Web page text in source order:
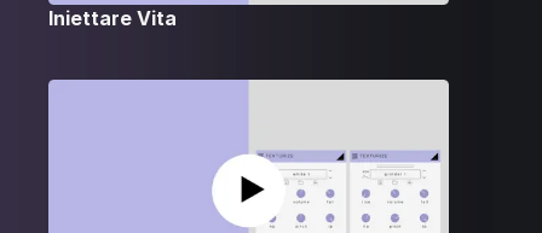
Iniettare Vita